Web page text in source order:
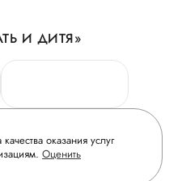
И ДИТЯ»
оказания услуг
Оценить